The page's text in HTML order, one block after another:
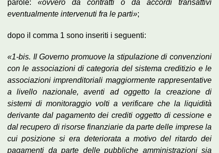
parole: «ovvero da contratti o da accordi transattivi
eventualmente intervenuti fra le parti»;
dopo il comma 1 sono inseriti i seguenti:
«1-bis. Il Governo promuove la stipulazione di convenzioni
con le associazioni di categoria del sistema creditizio e le
associazioni imprenditoriali maggiormente rappresentative
a livello nazionale, aventi ad oggetto la creazione di
sistemi di monitoraggio volti a verificare che la liquidità
derivante dal pagamento dei crediti oggetto di cessione e
dal recupero di risorse finanziarie da parte delle imprese la
cui posizione si era deteriorata a motivo del ritardo dei
pagamenti da parte delle pubbliche amministrazioni sia